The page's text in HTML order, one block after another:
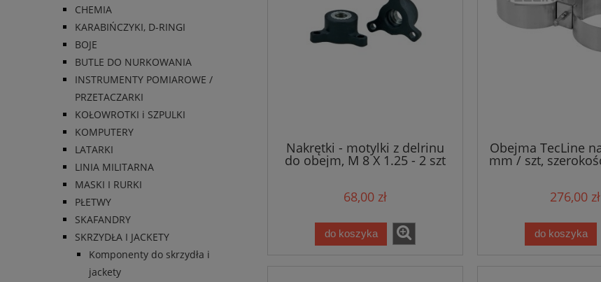
CHEMIA
KARABIŃCZYKI, D-RINGI
BOJE
BUTLE DO NURKOWANIA
INSTRUMENTY POMIAROWE /
PRZETACZARKI
KOŁOWROTKI i SZPULKI
KOMPUTERY
LATARKI
LINIA MILITARNA
MASKI I RURKI
PŁETWY
SKAFANDRY
SKRZYDŁA I JACKETY
Komponenty do skrzydła i
jackety
Nakrętki - motylki z delrinu
do obejm, M 8 X 1.25 - 2 szt
68,00 zł
do koszyka
Obejma TecLine
mm / szt,
mm, szer.
276,00 zł
do koszyka